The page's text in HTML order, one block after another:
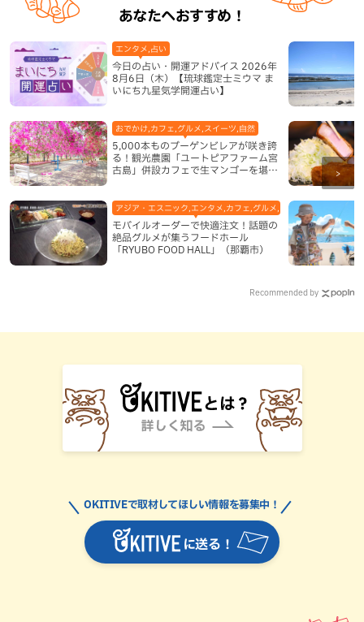
あなたへおすすめ！
今日の占い・開運アドバイス 2026年
8月6日（木）【琉球鑑定士ミウマ ま
いにち九星気学開運占い】
エンタメ,占い
5,000本ものブーゲンビレアが咲き誇
る！観光農園「ユートピアファーム宮
古島」併設カフェで生マンゴーを堪能
おでかけ,カフェ,グルメ,スイーツ,自然
モバイルオーダーで快適注文！話題の
絶品グルメが集うフードホール
「RYUBO FOOD HALL」（那覇市）
アジア・エスニック,エンタメ,カフェ,グルメ,テレビ,中華,地域,本島
Recommended by
に送る！
OKITIVEで取材してほしい情報を募集中！